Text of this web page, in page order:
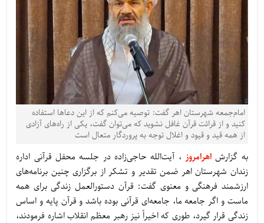
امام‌جمعه شهرستان اهر گفت: توصیه می‌کنم که از این دعاها استفاده
کنید و از قرائت قرآن غافل نشوید که می‌توان گفت، یکی از راه‌های آزادی
از همه قید و قیود و اغلال توجه به پروردگار متعال است
به گزارش اهرامروز ، آیت‌الله حاجی‌زاده در جلسه محفل قرآنی اداره
زندان شهرستان اهر ضمن تقدیر و تشکر از برگزاری چنین برنامه‌های
ارزشمند فرهنگی و معنوی گفت: قرآن دستورالعمل زندگی برای همه
ماست و اگر جامعه ما، جامعه‌ای قرآنی بوده باشد و قرآن پایه و اساس
زندگی قرار گیرد، طوری که اخیراً نیز رهبر معظم انقلاب اشاره فرمودند،